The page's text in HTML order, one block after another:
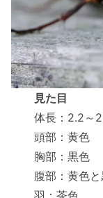
見た目
体長：2.2～
頭部：黄色
胸部：黒色
腹部：黄色